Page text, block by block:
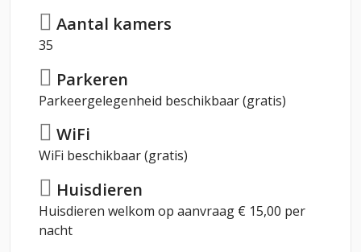
Aantal kamers
35
Parkeren
Parkeergelegenheid beschikbaar (gratis)
WiFi
WiFi beschikbaar (gratis)
Huisdieren
Huisdieren welkom op aanvraag € 15,00 per
nacht